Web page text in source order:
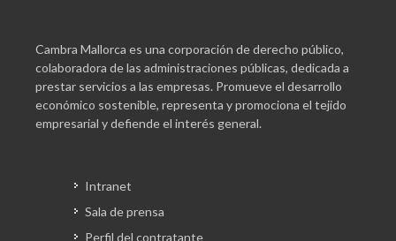
Cambra Mallorca es una corporación de derecho público,
colaboradora de las administraciones públicas, dedicada a
prestar servicios a las empresas. Promueve el desarrollo
económico sostenible, representa y promociona el tejido
empresarial y defiende el interés general.
Intranet
Sala de prensa
Perfil del contratante